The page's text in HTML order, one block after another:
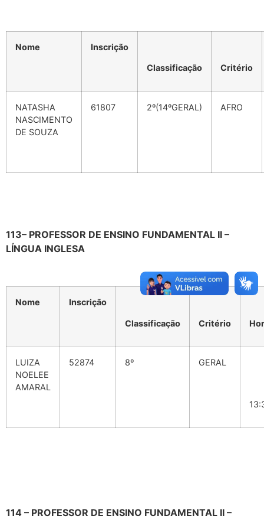
Nome Inscrição
Classificação Critério
NATASHA
NASCIMENTO
DE SOUZA
61807 2º(14ºGERAL) AFRO
113– PROFESSOR DE ENSINO FUNDAMENTAL II –
LÍNGUA INGLESA
Nome Inscrição
Classificação Critério
LUIZA
NOELEE
AMARAL
52874 8º GERAL
114 – PROFESSOR DE ENSINO FUNDAMENTAL II –